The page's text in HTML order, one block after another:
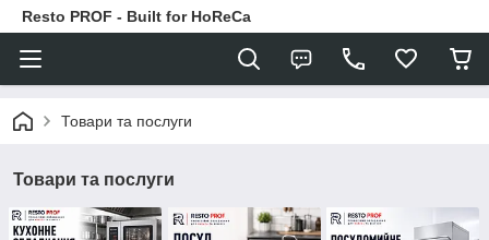
Resto PROF - Built for HoReCa
Товари та послуги
Товари та послуги